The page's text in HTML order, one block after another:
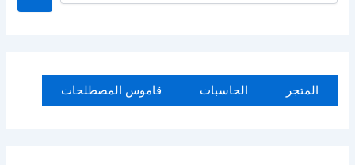
المتجر الحاسبات قاموس المصطلحات